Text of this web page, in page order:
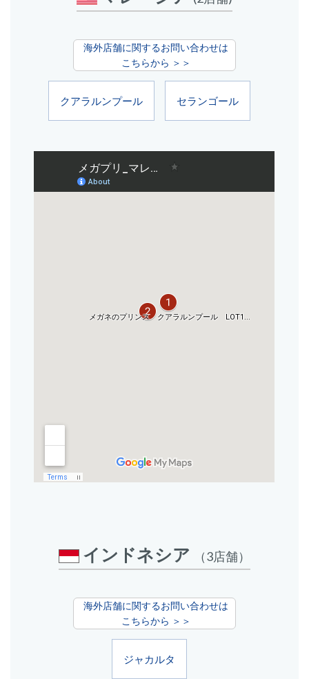
海外店舗に関するお問い合わせは
こちらから ＞＞
クアラルンプール セランゴール
インドネシア （3店舗）
海外店舗に関するお問い合わせは
こちらから ＞＞
ジャカルタ